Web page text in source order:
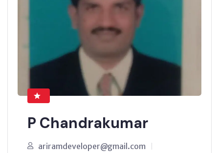
P Chandrakumar
ariramdeveloper@gmail.com